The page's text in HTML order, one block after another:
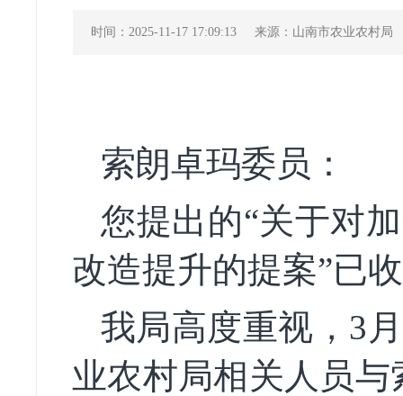
时间：2025-11-17 17:09:13 来源：山南市农业农村局
索朗卓玛委员 ：
您提出的“关于对
改造提升的提案”已
我局高度重视， 3 月
业农村局相关人员